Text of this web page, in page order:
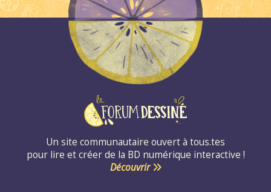
Un site communautaire ouvert à tous.tes
pour lire et créer de la BD numérique interactive !
Découvrir